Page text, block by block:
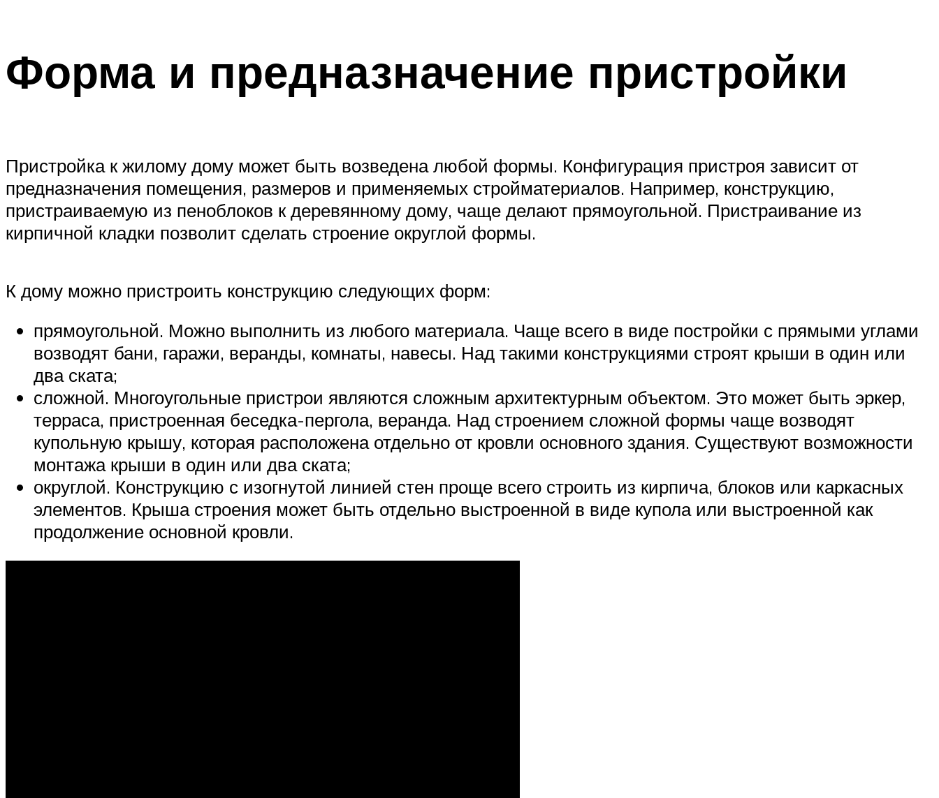
Форма и предназначение пристройки
Пристройка к жилому дому может быть возведена любой формы. Конфигурация пристроя зависит от
предназначения помещения, размеров и применяемых стройматериалов. Например, конструкцию,
пристраиваемую из пеноблоков к деревянному дому, чаще делают прямоугольной. Пристраивание из
кирпичной кладки позволит сделать строение округлой формы.
К дому можно пристроить конструкцию следующих форм:
прямоугольной. Можно выполнить из любого материала. Чаще всего в виде постройки с прямыми углами
возводят бани, гаражи, веранды, комнаты, навесы. Над такими конструкциями строят крыши в один или
два ската;
сложной. Многоугольные пристрои являются сложным архитектурным объектом. Это может быть эркер,
терраса, пристроенная беседка-пергола, веранда. Над строением сложной формы чаще возводят
купольную крышу, которая расположена отдельно от кровли основного здания. Существуют возможности
монтажа крыши в один или два ската;
округлой. Конструкцию с изогнутой линией стен проще всего строить из кирпича, блоков или каркасных
элементов. Крыша строения может быть отдельно выстроенной в виде купола или выстроенной как
продолжение основной кровли.